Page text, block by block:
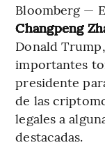
Bloomberg —
Changpeng
Donald
importantes
presidente
de las
legales a
destacadas.